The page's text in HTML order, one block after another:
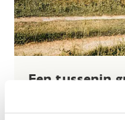
Een tussenin